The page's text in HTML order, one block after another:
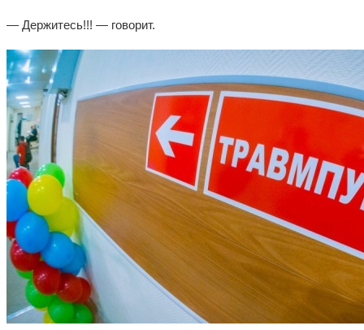
— Держитесь!!! — говорит.